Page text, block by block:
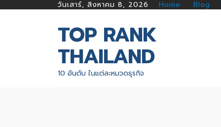
วันเสาร์, สิงหาคม 8, 2026 Home Blog
TOP RANK
THAILAND
10 อันดับ ในแต่ละหมวดธุรกิจ